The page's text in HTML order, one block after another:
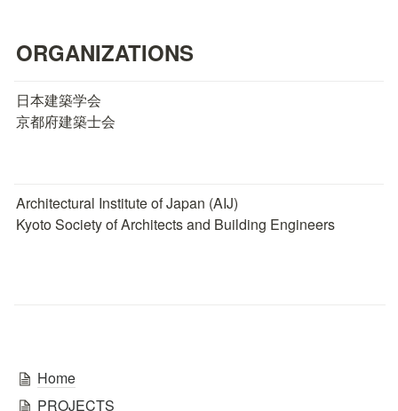
ORGANIZATIONS
日本建築学会
京都府建築士会
Architectural Institute of Japan (AIJ)
Kyoto Society of Architects and Building Engineers
Home
PROJECTS